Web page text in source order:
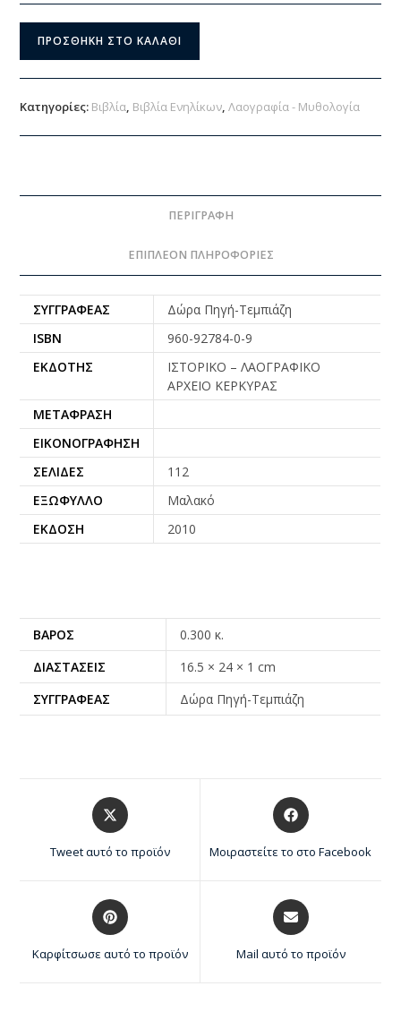
ΠΡΟΣΘΉΚΗ ΣΤΟ ΚΑΛΆΘΙ
Κατηγορίες: Βιβλία, Βιβλία Ενηλίκων,Λαογραφία - Μυθολογία
ΠΕΡΙΓΡΑΦΉ
ΕΠΙΠΛΈΟΝ ΠΛΗΡΟΦΟΡΊΕΣ
ΣΥΓΓΡΑΦΈΑΣ
Δώρα Πηγή-Τεμπιάζη
ISBN
960-92784-0-9
ΕΚΔΌΤΗΣ
ΙΣΤΟΡΙΚΟ – ΛΑΟΓΡΑΦΙΚΟ
ΑΡΧΕΙΟ ΚΕΡΚΥΡΑΣ
ΜΕΤΆΦΡΑΣΗ
ΕΙΚΟΝΟΓΡΆΦΗΣΗ
ΣΕΛΊΔΕΣ
112
ΕΞΏΦΥΛΛΟ
Μαλακό
ΈΚΔΟΣΗ
2010
ΒΆΡΟΣ
0.300 κ.
ΔΙΑΣΤΆΣΕΙΣ
16.5 × 24 × 1 cm
ΣΥΓΓΡΑΦΈΑΣ
Δώρα Πηγή-Τεμπιάζη
Tweet αυτό το προϊόν Μοιραστείτε το στο Facebook
Καρφίτσωσε αυτό το προϊόν Mail αυτό το προϊόν